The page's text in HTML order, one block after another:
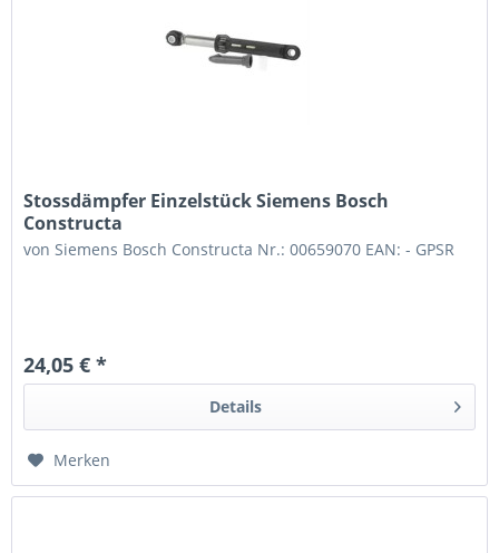
Stossdämpfer Einzelstück Siemens Bosch
Constructa
von Siemens Bosch Constructa Nr.: 00659070 EAN: - GPSR
24,05 € *
Details
Merken